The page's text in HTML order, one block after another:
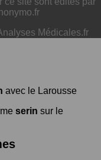
Médicales.fr
avec le Larousse
serin sur le